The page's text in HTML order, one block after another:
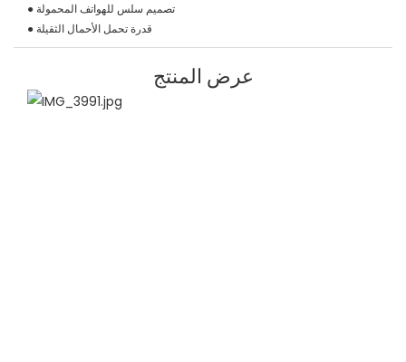
● تصميم سلس للهواتف المحمولة
● قدرة تحمل الأحمال الثقيلة
عرض المنتج